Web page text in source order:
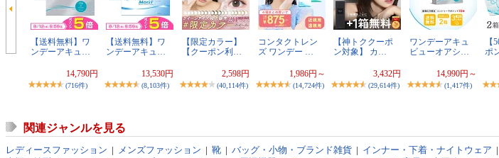
【送料無料】ワ
ンデーアキュ…
14,790円
(716件)
【送料無料】ワ
ンデーアキュ…
13,530円
(8,103件)
【限定カラー】
【クーポン利…
2,598円
(40,114件)
コンタクトレン
ズ ワンデー …
1,986円～
(14,724件)
【神トククーポ
ン対象】 カ…
3,432円
(29,614件)
ワンデーアキュ
ビューオアシ…
14,990円～
(1,417件)
【
ポ
関連ジャンルを見る
レディースファッション | メンズファッション | 靴 | バッグ・小物・ブランド雑貨 | インナー・下着・ナイトウェア |